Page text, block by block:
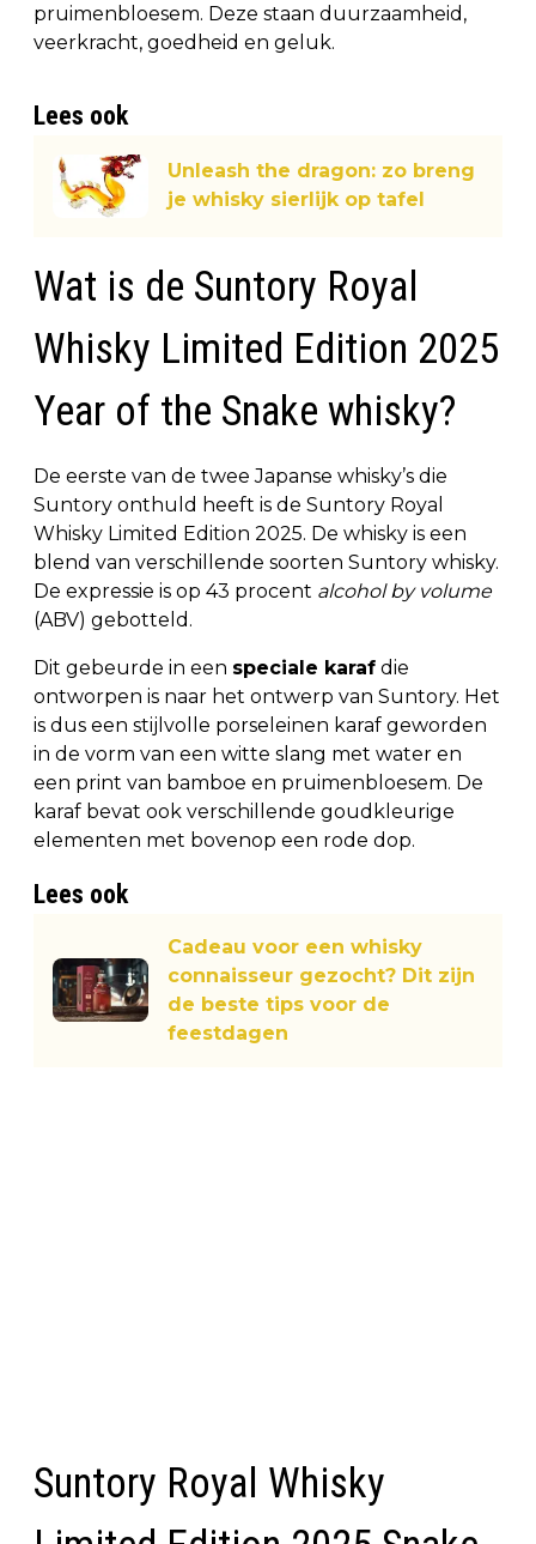
pruimenbloesem. Deze staan duurzaamheid,
veerkracht, goedheid en geluk.
Lees ook
Unleash the dragon: zo breng
je whisky sierlijk op tafel
Wat is de Suntory Royal
Whisky Limited Edition 2025
Year of the Snake whisky?
De eerste van de twee Japanse whisky’s die
Suntory onthuld heeft is de Suntory Royal
Whisky Limited Edition 2025. De whisky is een
blend van verschillende soorten Suntory whisky.
De expressie is op 43 procent alcohol by volume
(ABV) gebotteld.
Dit gebeurde in een speciale karaf die
ontworpen is naar het ontwerp van Suntory. Het
is dus een stijlvolle porseleinen karaf geworden
in de vorm van een witte slang met water en
een print van bamboe en pruimenbloesem. De
karaf bevat ook verschillende goudkleurige
elementen met bovenop een rode dop.
Lees ook
Cadeau voor een whisky
connaisseur gezocht? Dit zijn
de beste tips voor de
feestdagen
Suntory Royal Whisky